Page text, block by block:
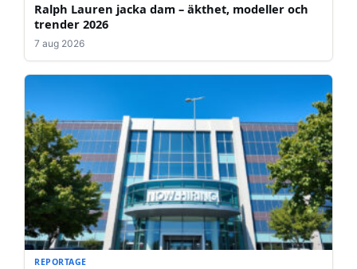
Ralph Lauren jacka dam – äkthet, modeller och
trender 2026
7 aug 2026
REPORTAGE